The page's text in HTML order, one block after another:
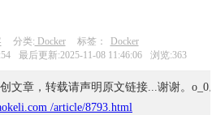
分类: Docker 标签：
Docker
最后更新:2025-11-08 11:46:06 浏览:363
文章，转载请声明原文链接...谢谢。o_0
/article/8793.html